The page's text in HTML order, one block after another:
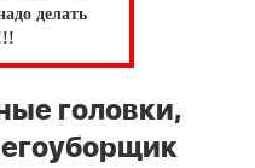
делать
головки,